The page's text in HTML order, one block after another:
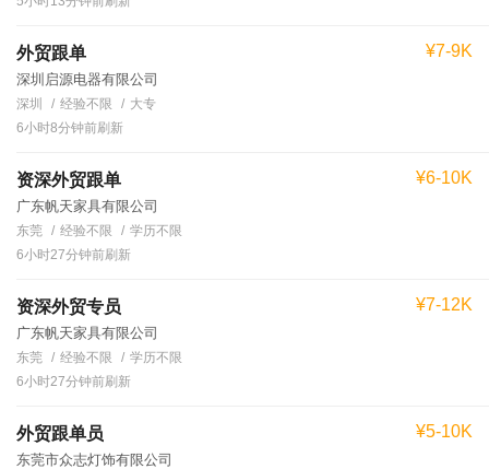
外贸跟单
深圳启源电器有限公司
¥7-9K
深圳 经验不限
大专
6小时8分钟前刷新
资深外贸跟单
广东帆天家具有限公司
¥6-10K
东莞 经验不限
学历不限
6小时27分钟前刷新
资深外贸专员
广东帆天家具有限公司
¥7-12K
东莞 经验不限
学历不限
6小时27分钟前刷新
外贸跟单员
东莞市众志灯饰有限公司
¥5-10K